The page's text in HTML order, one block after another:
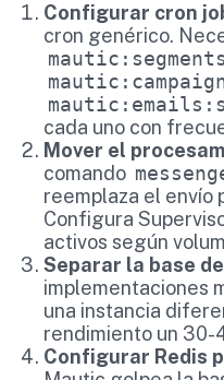
Configurar cron
cron genérico.
cada uno con
Mover el
comando
reemplaza el envío
Configura
activos según
Separar la base
implementaciones
una instancia
rendimiento un 30-
Configurar Redis